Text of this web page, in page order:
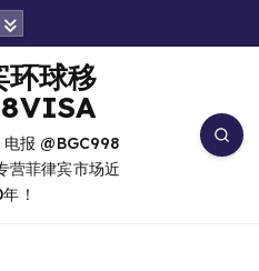
报 @BGC998
营菲律宾市场近
！